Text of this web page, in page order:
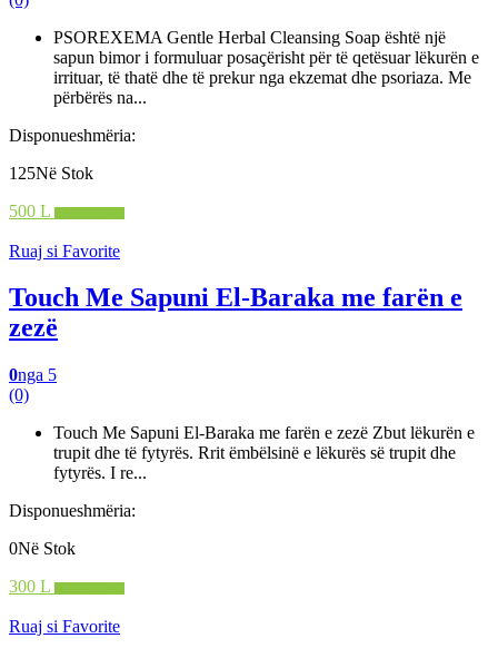
PSOREXEMA Gentle Herbal Cleansing Soap është një
sapun bimor i formuluar posaçërisht për të qetësuar lëkurën e
irrituar, të thatë dhe të prekur nga ekzemat dhe psoriaza. Me
përbërës na...
Disponueshmëria:
125Në Stok
500 L
Ruaj si Favorite
Touch Me Sapuni El-Baraka me farën e
zezë
0nga 5
(0)
Touch Me Sapuni El-Baraka me farën e zezë Zbut lëkurën e
trupit dhe të fytyrës. Rrit ëmbëlsinë e lëkurës së trupit dhe
fytyrës. I re...
Disponueshmëria:
0Në Stok
300 L
Ruaj si Favorite